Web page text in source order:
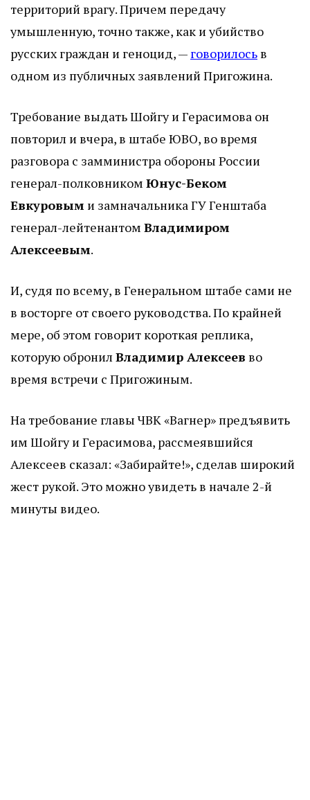
территорий врагу. Причем передачу
умышленную, точно также, как и убийство
русских граждан и геноцид, — говорилосьв
одном из публичных заявлений Пригожина.
Требование выдать Шойгу и Герасимова он
повторил и вчера, в штабе ЮВО, во время
разговора с замминистра обороны России
генерал-полковником Юнус-Беком
Евкуровым и замначальника ГУ Генштаба
генерал-лейтенантом Владимиром
Алексеевым.
И, судя по всему, в Генеральном штабе сами не
в восторге от своего руководства. По крайней
мере, об этом говорит короткая реплика,
которую обронил Владимир Алексеев во
время встречи с Пригожиным.
На требование главы ЧВК «Вагнер» предъявить
им Шойгу и Герасимова, рассмеявшийся
Алексеев сказал: «Забирайте!», сделав широкий
жест рукой. Это можно увидеть в начале 2-й
минуты видео.